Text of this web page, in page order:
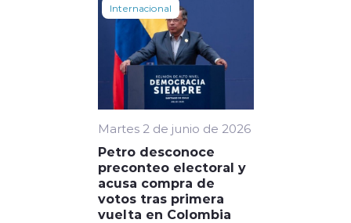
Internacional
Martes 2 de junio de 2026
Petro desconoce
preconteo electoral y
acusa compra de
votos tras primera
vuelta en Colombia